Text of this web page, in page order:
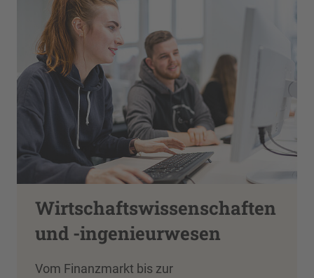
Wirtschaftswissenschaften
und -ingenieurwesen
Vom Finanzmarkt bis zur